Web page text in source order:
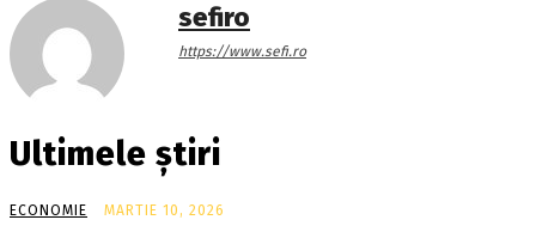
sefiro
https://www.sefi.ro
Ultimele știri
ECONOMIE MARTIE 10, 2026